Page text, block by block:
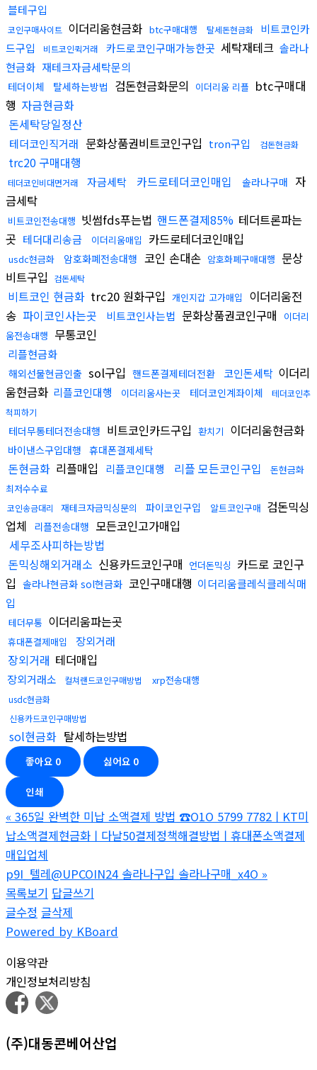
블테구입
코인구매사이트 이더리움현금화 btc구매대행 탈세돈현금화
비트코인카
드구입
비트코인퀵거래 카드로코인구매가능한곳 세탁재테크 솔라나
현금화 재테크자금세탁문의
테더이체 탈세하는방법 검돈현금화문의 이더리움 리플 btc구매대
행 자금현금화
돈세탁당일정산
테더코인직거래 문화상품권비트코인구입 tron구입 검돈현금화
trc20 구매대행
테더코인비대면거래 자금세탁 카드로테더코인매입 솔라나구매 자
금세탁
비트코인전송대행 빗썸fds푸는법 핸드폰결제85% 테더트론파는
곳 테더대리송금 이더리움매입 카드로테더코인매입
usdc현금화 암호화폐전송대행 코인 손대손 암호화폐구매대행 문상
비트구입
검돈세탁
비트코인 현금화 trc20 원화구입 개인지갑 고가매입
이더리움전
송 파이코인사는곳 비트코인사는법 문화상품권코인구매
이더리
움전송대행 무통코인
리플현금화
해외선물현금인출 sol구입 핸드폰결제테더전환 코인돈세탁 이더리
움현금화 리플코인대행 이더리움사는곳 테더코인계좌이체
테더코인추
척피하기
테더무통테더전송대행 비트코인카드구입 환치기 이더리움현금화
바이낸스구입대행 휴대폰결제세탁
돈현금화 리플매입 리플코인대행 리플 모든코인구입
돈현금화
최저수수료
코인송금대리 재테크자금믹싱문의 파이코인구입 알트코인구매 검돈믹싱
업체 리플전송대행 모든코인고가매입
세무조사피하는방법
돈믹싱해외거래소 신용카드코인구매 언더돈믹싱 카드로 코인구
입 솔라나현금화 sol현금화 코인구매대행 이더리움클레식클레식매
입
테더무통 이더리움파는곳
휴대폰결제매입 장외거래
장외거래 테더매입
장외거래소 컬쳐랜드코인구매방법 xrp전송대행
usdc현금화
신용카드코인구매방법
sol현금화 탈세하는방법
좋아요 0 싫어요 0
인쇄
« 365일 완벽한 미납 소액결제 방법 ☎O1O 5799 7782ㅣKT미
납소액결제현금화ㅣ다날50결제정책해결방법ㅣ휴대폰소액결제
매입업체
p9I_텔레@UPCOIN24 솔라나구입 솔라나구매_x4O »
목록보기 답글쓰기
글수정 글삭제
Powered by KBoard
이용약관
개인정보처리방침
(주)대동콘베어산업